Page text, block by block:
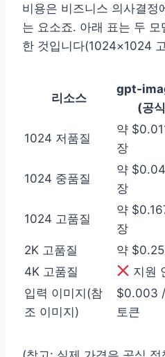
비용은 비즈니스 의사결정
는 요소죠. 아래 표는 두
한 것입니다(1024×1024
리소스
gpt-
(공
1024 저품질
약
장
1024 중품질
약
장
1024 고품질
약
장
2K 고품질 약
4K 고품질
지원
입력 이미지(참
조 이미지)
$0.003
토큰